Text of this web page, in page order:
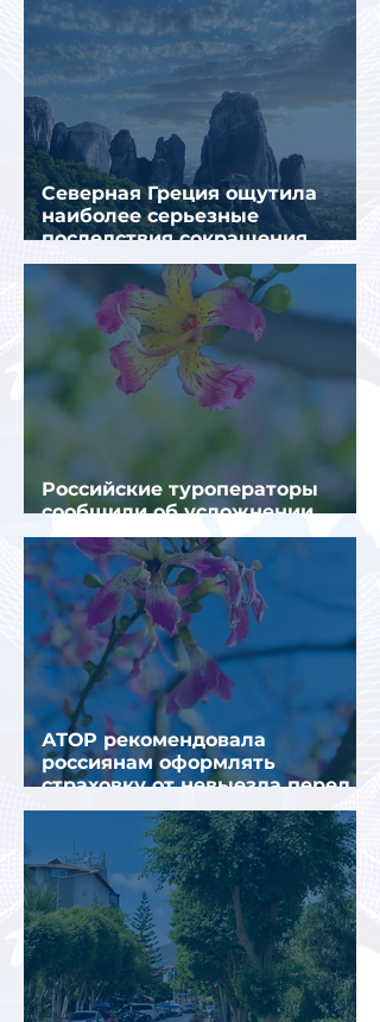
Северная Греция ощутила
наиболее серьезные
последствия сокращения
турпотока из России
Российские туроператоры
сообщили об усложнении
получения виз в Грецию
АТОР рекомендовала
россиянам оформлять
страховку от невыезда перед
поездкой в Грецию